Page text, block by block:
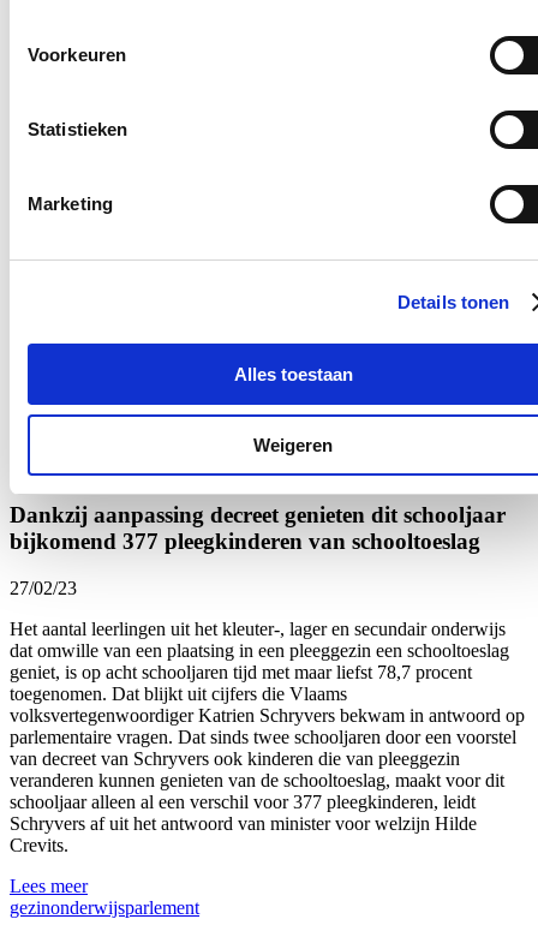
Voorkeuren
Statistieken
Marketing
Details tonen
Alles toestaan
Weigeren
Bijna 300.000 leerlingen krijgen gezonde
24/03/23
Scholen die deelnemen aan ‘Oog voor Lekkers’ krijgen een subsidie
Dit schooljaar schreven zich maar liefst 1319 scholen in, zo vernam
een parlementaire vraag aan Vlaams minister voor Landbouw Jo
Brouns. Steeds meer scholen engageren zich om hun leerlingen
gezonde keuzes te laten maken. Een prima investering, want jong
geleerd is oud gedaan.
onderwijsparlement
Dankzij aanpassing decreet genieten dit schooljaar
bijkomend 377 pleegkinderen van schooltoeslag
27/02/23
Het aantal leerlingen uit het kleuter-, lager en secundair onderwijs
dat omwille van een plaatsing in een pleeggezin een schooltoeslag
geniet, is op acht schooljaren tijd met maar liefst 78,7 procent
toegenomen. Dat blijkt uit cijfers die Vlaams
volksvertegenwoordiger Katrien Schryvers bekwam in antwoord op
parlementaire vragen. Dat sinds twee schooljaren door een voorstel
van decreet van Schryvers ook kinderen die van pleeggezin
veranderen kunnen genieten van de schooltoeslag, maakt voor dit
schooljaar alleen al een verschil voor 377 pleegkinderen, leidt
Schryvers af uit het antwoord van minister voor welzijn Hilde
Crevits.
Lees meer
gezinonderwijsparlement